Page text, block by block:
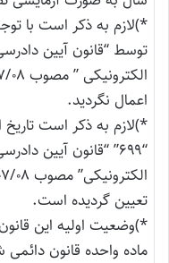
توسط “قانون آیین
اعمال نگردید.
*)لازم به ذکر است تاریخ
“۶۹۹” “قانون آیین
تعیین گردیده است.
*)وضعیت اولیه این
ماده واحده قانون